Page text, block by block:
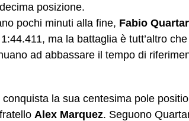
posizione.
pochi minuti alla fine, Fabio
ma la battaglia è tutt’altro
ad abbassare il tempo di
conquista la sua centesima pole
Alex Marquez. Seguono